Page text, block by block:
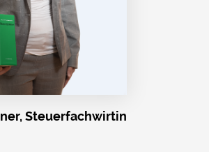
Steuerfachwirtin